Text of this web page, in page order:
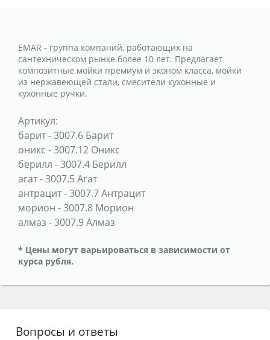
EMAR - группа компаний, работающих на
сантехническом рынке более 10 лет. Предлагает
композитные мойки премиум и эконом класса, мойки
из нержавеющей стали, смесители кухонные и
кухонные ручки.
Артикул:
барит-3007.6 Барит
оникс -3007.12 Оникс
берилл -3007.4 Берилл
агат-3007.5 Агат
антрацит-3007.7 Антрацит
морион -3007.8 Морион
алмаз -3007.9 Алмаз
* Цены могут варьироваться в зависимости от
курса рубля.
Вопросы и ответы